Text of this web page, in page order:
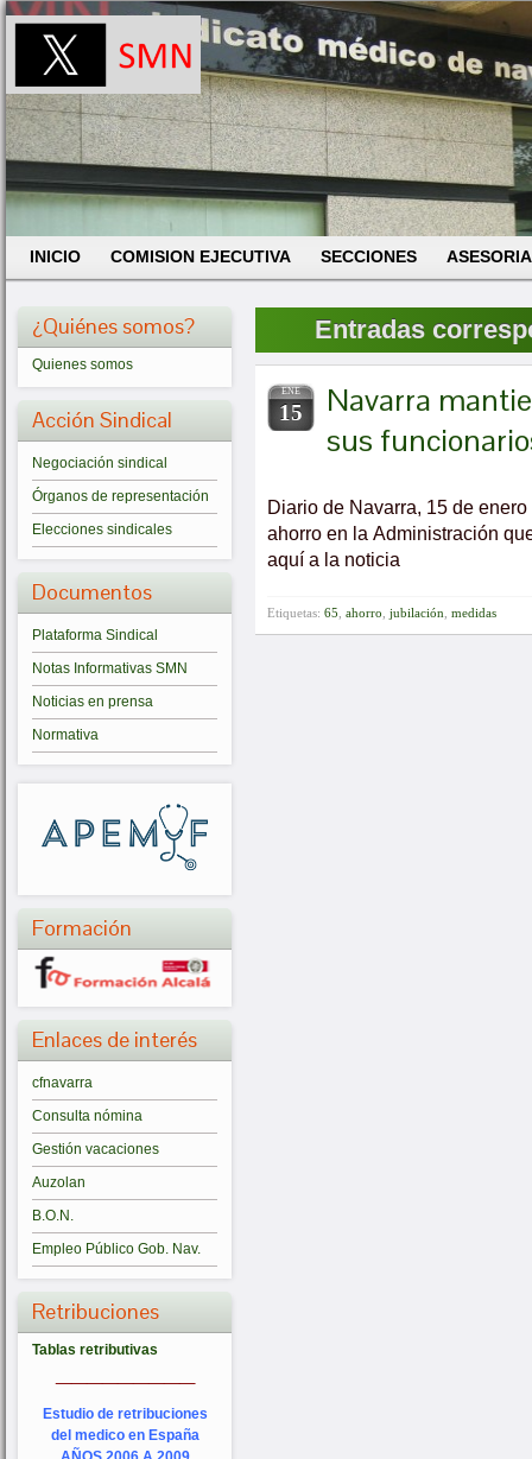
INICIO COMISION EJECUTIVA SECCIONES
¿Quiénes somos?
Quienes somos
Acción Sindical
Negociación sindical
Órganos de representación
Elecciones sindicales
Documentos
Plataforma Sindical
Notas Informativas SMN
Noticias en prensa
Normativa
Formación
Enlaces de interés
cfnavarra
Consulta nómina
Gestión vacaciones
Auzolan
B.O.N.
Empleo Público Gob. Nav.
Retribuciones
Tablas retributivas
Estudio de retribuciones
del medico en España
Entradas
ENE
15
Navarra
sus
Diario de Navarra, 15 de
ahorro en la Administración
aquí a la noticia
Etiquetas: 65 ahorro jubilación medidas